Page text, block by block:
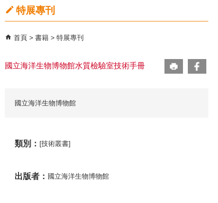
特展專刊
首頁 書籍 特展專刊
國立海洋生物博物館水質檢驗室技術手冊
國立海洋生物博物館
類別： [技術叢書]
出版者： 國立海洋生物博物館